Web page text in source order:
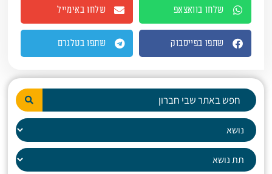
שלחו בוואצאפ שלחו באימייל
שתפו בפייסבוק שתפו בטלגרם